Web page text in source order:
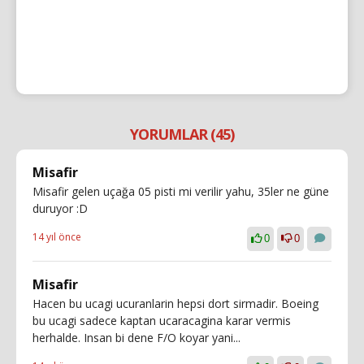
YORUMLAR (45)
Misafir
Misafir gelen uçağa 05 pisti mi verilir yahu, 35ler ne güne
duruyor :D
14 yıl önce 0 0
Misafir
Hacen bu ucagi ucuranlarin hepsi dort sirmadir. Boeing
bu ucagi sadece kaptan ucaracagina karar vermis
herhalde. Insan bi dene F/O koyar yani...